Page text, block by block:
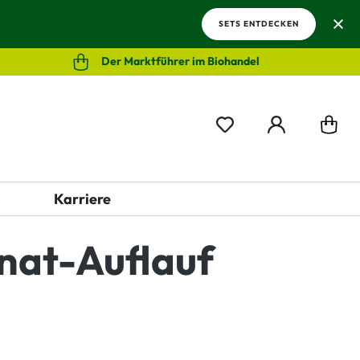
SETS ENTDECKEN
Der Marktführer im Biohandel
Karriere
Auflauf